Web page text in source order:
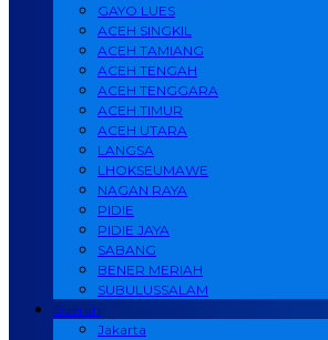
GAYO LUES
ACEH SINGKIL
ACEH TAMIANG
ACEH TENGAH
ACEH TENGGARA
ACEH TIMUR
ACEH UTARA
LANGSA
LHOKSEUMAWE
NAGAN RAYA
PIDIE
PIDIE JAYA
SABANG
BENER MERIAH
SUBULUSSALAM
Daerah
Jakarta